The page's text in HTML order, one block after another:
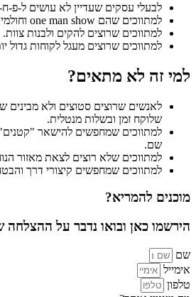
לבעלי עסקים שעדיין לא עושים ל-פ-ח-ו-ת 50,000 ₪ באופן
למתווכים שהם one man show וחולמים על משרד תיווך מצליח.
למתווכים שרוצים להקים ולבנות צוות.
למתווכים שרוצים מעגל לקוחות גדול
למי זה לא מתאים?
לאנשים שרוצים סטוצים ולא מבינים
שלוקח זמן ובשלות מנטלית.
למתווכים שמחפשים להישאר
שם.
למתווכים שלא רוצים לצאת מאזור
למתווכים שמחפשים קיצורי דרך
מוכנים להמריא?
הירשמו כאן ובואו נדבר על
שם
אימייל
טלפון